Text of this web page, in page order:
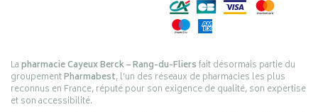
Lapharmacie Cayeux Berck – Rang-du-Fliersfait désormais partie du
groupementPharmabest, l’un des réseaux de pharmacies les plus
reconnus en France, réputé pour son exigence de qualité, son expertise
et son accessibilité.